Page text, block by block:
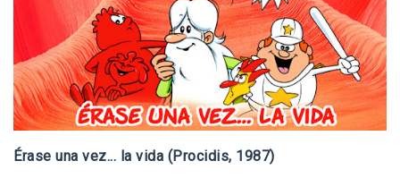
Érase una vez... la vida (Procidis, 1987)